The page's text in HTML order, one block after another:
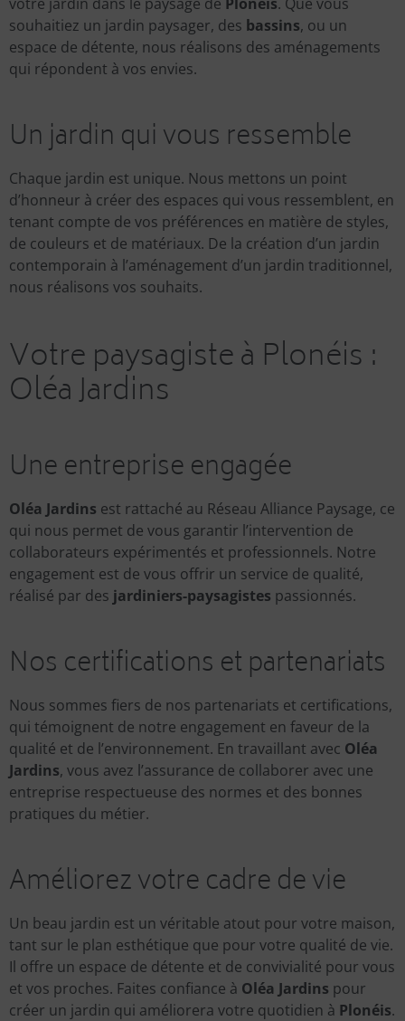
souhaitiez un jardin paysager, des bassins, ou un
espace de détente, nous réalisons des aménagements
qui répondent à vos envies.
Un jardin qui vous ressemble
Chaque jardin est unique. Nous mettons un point
d’honneur à créer des espaces qui vous ressemblent, en
tenant compte de vos préférences en matière de styles,
de couleurs et de matériaux. De la création d’un jardin
contemporain à l’aménagement d’un jardin traditionnel,
nous réalisons vos souhaits.
Votre paysagiste à Plonéis :
Oléa Jardins
Une entreprise engagée
Oléa Jardins est rattaché au Réseau Alliance Paysage, ce
qui nous permet de vous garantir l’intervention de
collaborateurs expérimentés et professionnels. Notre
engagement est de vous offrir un service de qualité,
réalisé par des jardiniers-paysagistes passionnés.
Nos certifications et partenariats
Nous sommes fiers de nos partenariats et certifications,
qui témoignent de notre engagement en faveur de la
qualité et de l’environnement. En travaillant avec Oléa
Jardins, vous avez l’assurance de collaborer avec une
entreprise respectueuse des normes et des bonnes
pratiques du métier.
Améliorez votre cadre de vie
Un beau jardin est un véritable atout pour votre maison,
tant sur le plan esthétique que pour votre qualité de vie.
Il offre un espace de détente et de convivialité pour vous
et vos proches. Faites confiance à Oléa Jardins pour
créer un jardin qui améliorera votre quotidien à Plonéis.